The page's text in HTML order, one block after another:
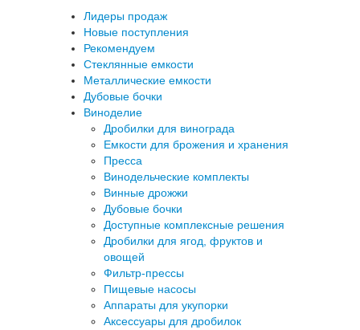
Лидеры продаж
Новые поступления
Рекомендуем
Стеклянные емкости
Металлические емкости
Дубовые бочки
Виноделие
Дробилки для винограда
Емкости для брожения и хранения
Пресса
Винодельческие комплекты
Винные дрожжи
Дубовые бочки
Доступные комплексные решения
Дробилки для ягод, фруктов и
овощей
Фильтр-прессы
Пищевые насосы
Аппараты для укупорки
Аксессуары для дробилок